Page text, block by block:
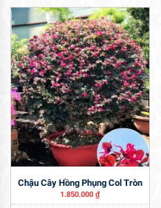
Chậu Cây Hồng Phụng Col Tròn
1.850.000₫